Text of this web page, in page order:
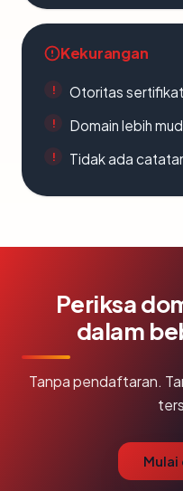
Kekurangan
Otoritas sertifikat
Domain lebih
Tidak ada
Periksa
dalam
Tanpa pendaftaran.